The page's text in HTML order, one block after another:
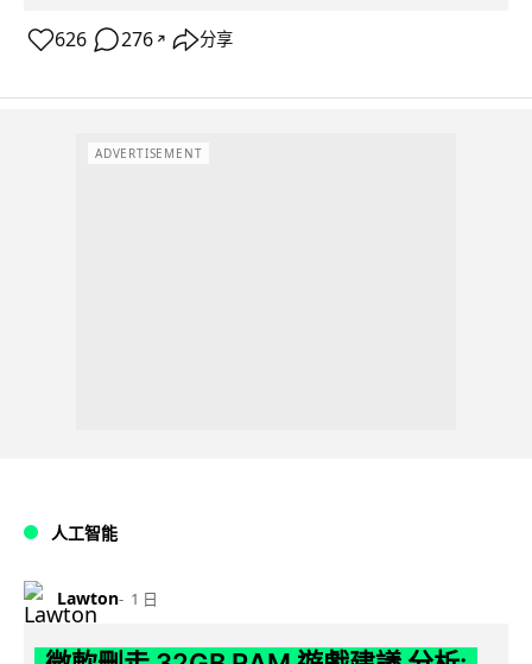
626 276 ↗ 分享
ADVERTISEMENT
人工智能
Lawton 1 日